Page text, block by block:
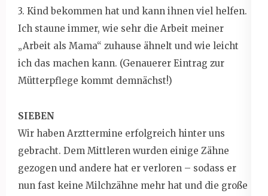
3. Kind bekommen hat und kann ihnen viel helfen.
Ich staune immer, wie sehr die Arbeit meiner
„Arbeit als Mama“ zuhause ähnelt und wie leicht
ich das machen kann. (Genauerer Eintrag zur
Mütterpflege kommt demnächst!)
SIEBEN
Wir haben Arzttermine erfolgreich hinter uns
gebracht. Dem Mittleren wurden einige Zähne
gezogen und andere hat er verloren – sodass er
nun fast keine Milchzähne mehr hat und die große